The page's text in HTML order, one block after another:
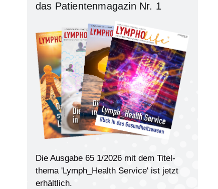
das Patientenmagazin Nr. 1
Die Ausgabe 65 1/2026 mit dem Titel­
thema 'Lymph_Health Service' ist jetzt
erhältlich.